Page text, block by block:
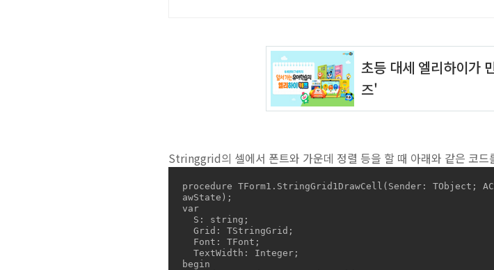
Stringgrid의 셀에서 폰트와 가운데 정렬 등을 할 때 아래와 같은 코드
procedure TForm1.StringGrid1DrawCell(Sender:
awState);
var
begin